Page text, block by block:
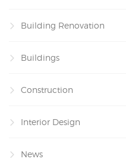
Building Renovation
Buildings
Construction
Interior Design
News